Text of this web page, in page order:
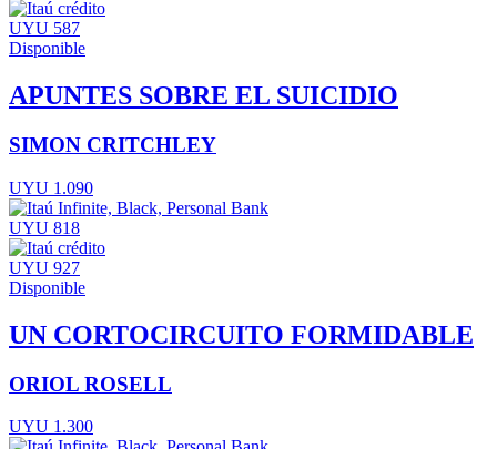
UYU 587
Disponible
APUNTES SOBRE EL SUICIDIO
SIMON CRITCHLEY
UYU 1.090
UYU 818
UYU 927
Disponible
UN CORTOCIRCUITO FORMIDABLE
ORIOL ROSELL
UYU 1.300